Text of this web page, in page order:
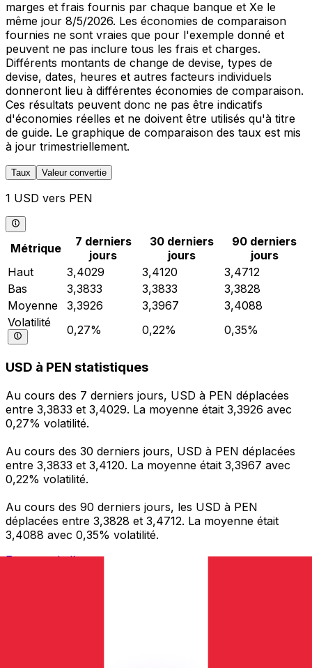
marges et frais fournis par chaque banque et Xe le
même jour 8/5/2026. Les économies de comparaison
fournies ne sont vraies que pour l'exemple donné et
peuvent ne pas inclure tous les frais et charges.
Différents montants de change de devise, types de
devise, dates, heures et autres facteurs individuels
donneront lieu à différentes économies de comparaison.
Ces résultats peuvent donc ne pas être indicatifs
d'économies réelles et ne doivent être utilisés qu'à titre
de guide. Le graphique de comparaison des taux est mis
à jour trimestriellement.
Taux Valeur convertie
1 USD vers PEN
Métrique
7 derniers
jours
30 derniers
jours
90 derniers
jours
Haut
3,4029 3,4120
3,4712
Bas
3,3833 3,3833
3,3828
Moyenne
3,3926 3,3967
3,4088
Volatilité
0,27% 0,22% 0,35%
USD à PEN statistiques
Au cours des 7 derniers jours, USD à PEN déplacées
entre 3,3833 et 3,4029. La moyenne était 3,3926 avec
0,27% volatilité.
Au cours des 30 derniers jours, USD à PEN déplacées
entre 3,3833 et 3,4120. La moyenne était 3,3967 avec
0,22% volatilité.
Au cours des 90 derniers jours, les USD à PEN
déplacées entre 3,3828 et 3,4712. La moyenne était
3,4088 avec 0,35% volatilité.
Envoyer de l’argent